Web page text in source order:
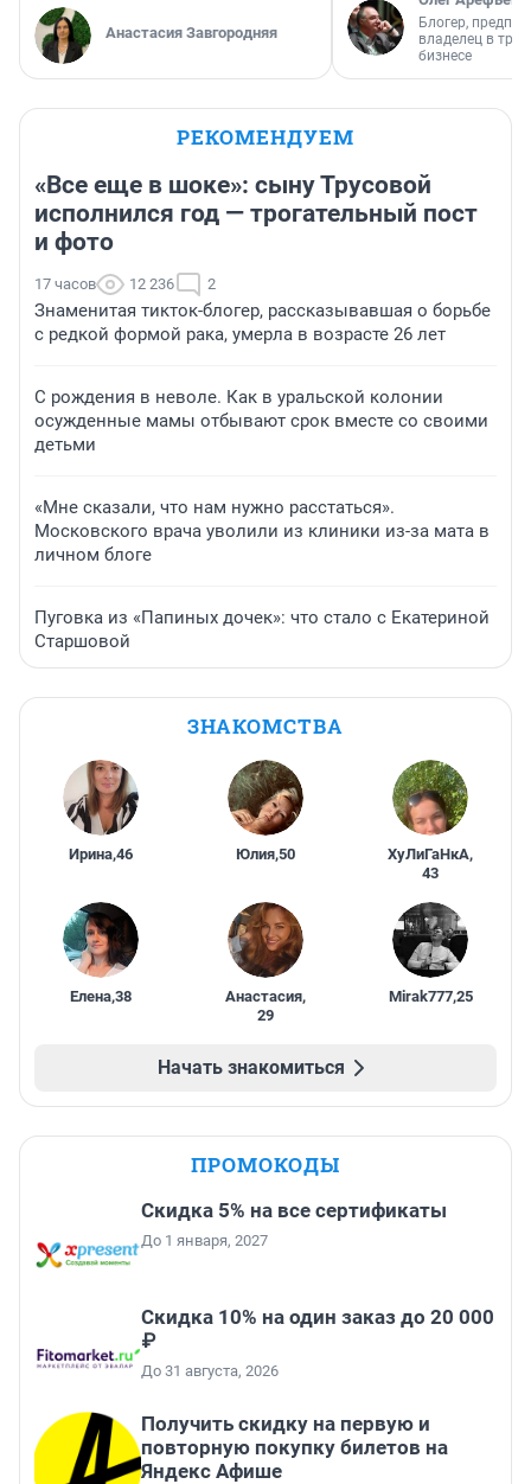
Анастасия Завгородняя
Блогер,
владелец в
бизнесе
РЕКОМЕНДУЕМ
«Все еще в шоке»: сыну Трусовой
исполнился год — трогательный пост
и фото
17 часов 12 236 2
Знаменитая тикток-блогер, рассказывавшая о борьбе
с редкой формой рака, умерла в возрасте 26 лет
С рождения в неволе. Как в уральской колонии
осужденные мамы отбывают срок вместе со своими
детьми
«Мне сказали, что нам нужно расстаться».
Московского врача уволили из клиники из-за мата в
личном блоге
Пуговка из «Папиных дочек»: что стало с Екатериной
Старшовой
ЗНАКОМСТВА
Ирина,46 Юлия,50 ХуЛиГаНкА,
43
Елена,38 Анастасия,
29
Mirak777,25
Начать знакомиться
ПРОМОКОДЫ
Скидка 5% на все сертификаты
До 1 января, 2027
Скидка 10% на один заказ до 20 000
₽
До 31 августа, 2026
Получить скидку на первую и
повторную покупку билетов на
Яндекс Афише